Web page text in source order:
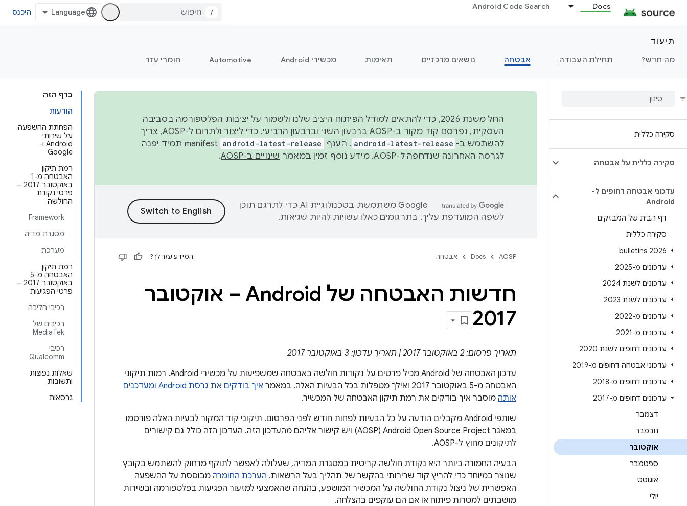
Docs
Android Code Search
/ היכנס
תיעוד
מה חדש?
תחילת העבודה אבטחה נושאים מרכזיים תאימות מכשירי Android Automotive חומרי עזר
סקירה כללית
סקירה כללית על אבטחה
עדכוני אבטחה דחופים ל-
Android
דף הבית של המבזקים
סקירה כללית
2026 bulletins
עדכונים מ-2025
עדכונים לשנת 2024
עדכונים לשנת 2023
עדכונים מ-2022
עדכונים מ-2021
עדכונים דחופים לשנת 2020
עדכוני אבטחה דחופים מ-2019
עדכונים דחופים מ-2018
עדכונים דחופים מ-2017
דצמבר
נובמבר
אוקטובר
ספטמבר
אוגוסט
יולי
בדף הזה
הודעות
הפחתת ההשפעה
על שירותי
Android ו-
Google
רמת תיקון
האבטחה מ-1
באוקטובר 2017 –
פרטי נקודת
החולשה
Framework
מסגרת מדיה
מערכת
רמת תיקון
האבטחה מ-5
באוקטובר 2017 –
פרטי הפגיעות
רכיבי הליבה
רכיבים של
MediaTek
רכיבי
Qualcomm
שאלות נפוצות
ותשובות
גרסאות
החל משנת 2026, כדי להתאים למודל הפיתוח היציב שלנו ולשמור על יציבות הפלטפורמה בסביבה
העסקית, נפרסם קוד מקור ב-AOSP ברבעון השני וברבעון הרביעי. כדי ליצור ולתרום ל-AOSP, צריך
להשתמש ב- android-latest-release . הענף android-latest-release
manifest תמיד יפנה
לגרסה האחרונה שנדחפה ל-AOSP. מידע נוסף זמין במאמר
שינויים ב-AOSP .
‫Google משתמשת בטכנולוגיית AI כדי לתרגם תוכן
לשפה המועדפת עליך. בתרגומים כאלו עשויות להיות שגיאות.
AOSP
Docs אבטחה המידע עזר לך?
חדשות האבטחה של Android – אוקטובר
2017
תאריך פרסום: 2 באוקטובר 2017 | תאריך עדכון: 3 באוקטובר 2017
עדכון האבטחה של Android מכיל פרטים על נקודות חולשה באבטחה שמשפיעות על מכשירי Android. רמות תיקוני
האבטחה מ-5 באוקטובר 2017 ואילך מטפלות בכל הבעיות האלה. במאמר
איך בודקים את גרסת Android ומעדכנים
אותה מוסבר איך בודקים את רמת תיקון האבטחה של המכשיר.
שותפי Android מקבלים הודעה על כל הבעיות לפחות חודש לפני הפרסום. תיקוני קוד המקור לבעיות האלה פורסמו
במאגר Android Open Source Project‏ (AOSP) ויש קישור אליהם מהעדכון הזה. העדכון הזה כולל גם קישורים
לתיקונים מחוץ ל-AOSP.
הבעיה החמורה ביותר היא נקודת חולשה קריטית במסגרת המדיה, שעלולה לאפשר לתוקף מרחוק להשתמש בקובץ
שנוצר במיוחד כדי להריץ קוד שרירותי בהקשר של תהליך בעל הרשאות. הערכת החומרה מבוססת על ההשפעה
האפשרית של ניצול נקודת החולשה על המכשיר המושפע, בהנחה שהאמצעי למזעור הפגיעות בפלטפורמה ובשירות
מושבתים למטרות פיתוח או אם הם עוקפים בהצלחה.